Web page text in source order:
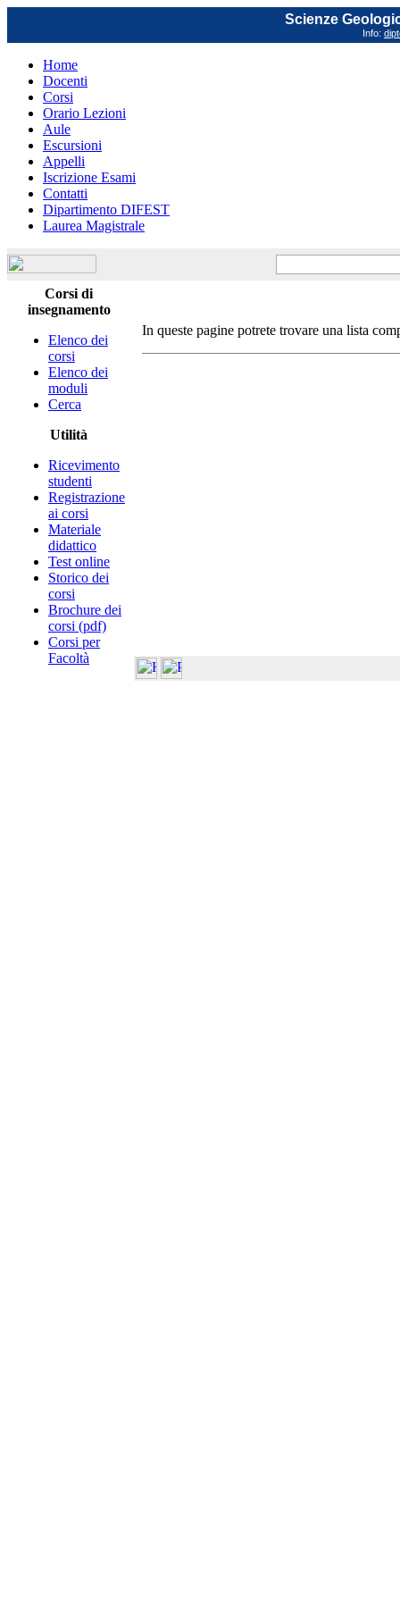
Scienze
Info:
Home
Docenti
Corsi
Orario Lezioni
Aule
Escursioni
Appelli
Iscrizione Esami
Contatti
Dipartimento DIFEST
Laurea Magistrale
Corsi di
insegnamento
Elenco dei
corsi
Elenco dei
moduli
Cerca
Utilità
Ricevimento
studenti
Registrazione
ai corsi
Materiale
didattico
Test online
Storico dei
corsi
Brochure dei
corsi (pdf)
Corsi per
Facoltà
In queste pagine potrete trovare una lista